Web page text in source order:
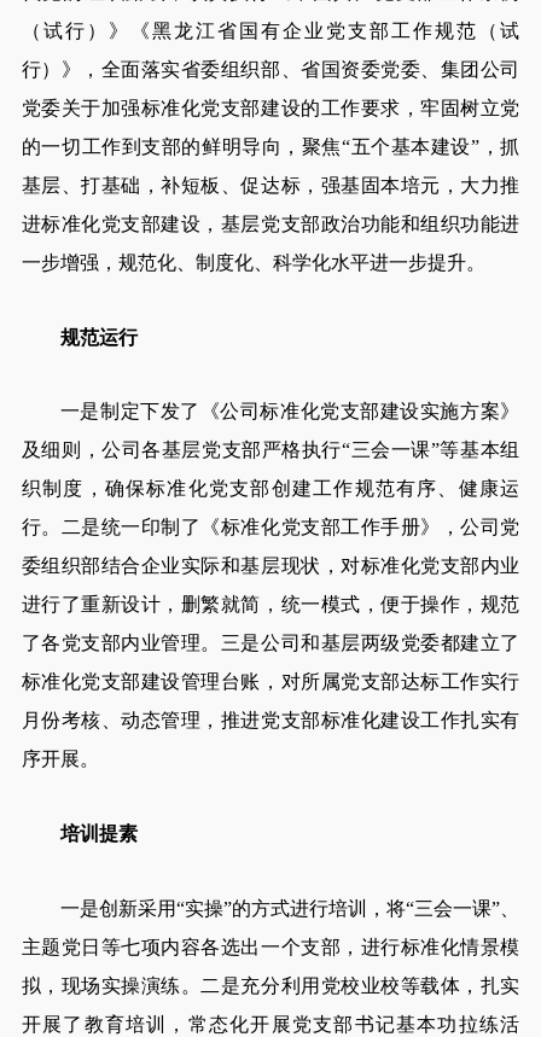
（试行）》《黑龙江省国有企业党支部工作规范（试
行）》，全面落实省委组织部、省国资委党委、集团公司
党委关于加强标准化党支部建设的工作要求，牢固树立党
的一切工作到支部的鲜明导向，聚焦“五个基本建设”，抓
基层、打基础，补短板、促达标，强基固本培元，大力推
进标准化党支部建设，基层党支部政治功能和组织功能进
一步增强，规范化、制度化、科学化水平进一步提升。
规范运行
一是制定下发了《公司标准化党支部建设实施方案》
及细则，公司各基层党支部严格执行“三会一课”等基本组
织制度，确保标准化党支部创建工作规范有序、健康运
行。二是统一印制了《标准化党支部工作手册》，公司党
委组织部结合企业实际和基层现状，对标准化党支部内业
进行了重新设计，删繁就简，统一模式，便于操作，规范
了各党支部内业管理。三是公司和基层两级党委都建立了
标准化党支部建设管理台账，对所属党支部达标工作实行
月份考核、动态管理，推进党支部标准化建设工作扎实有
序开展。
培训提素
一是创新采用“实操”的方式进行培训，将“三会一课”、
主题党日等七项内容各选出一个支部，进行标准化情景模
拟，现场实操演练。二是充分利用党校业校等载体，扎实
开展了教育培训，常态化开展党支部书记基本功拉练活